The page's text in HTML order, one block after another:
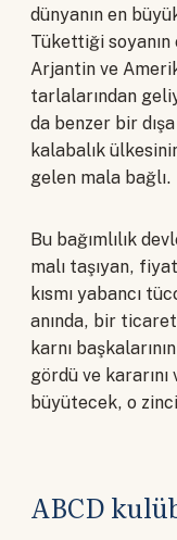
dünyanın en
Tükettiği
Arjantin ve
tarlalarından
da benzer bir dışa
kalabalık
gelen mala bağlı.
Bu bağımlılık
malı taşıyan,
kısmı yabancı
anında, bir
karnı
gördü ve
büyütecek, o
ABCD